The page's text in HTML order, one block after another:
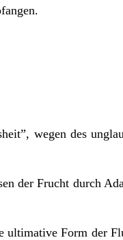
wegen des
der Frucht durch
ultimative Form der